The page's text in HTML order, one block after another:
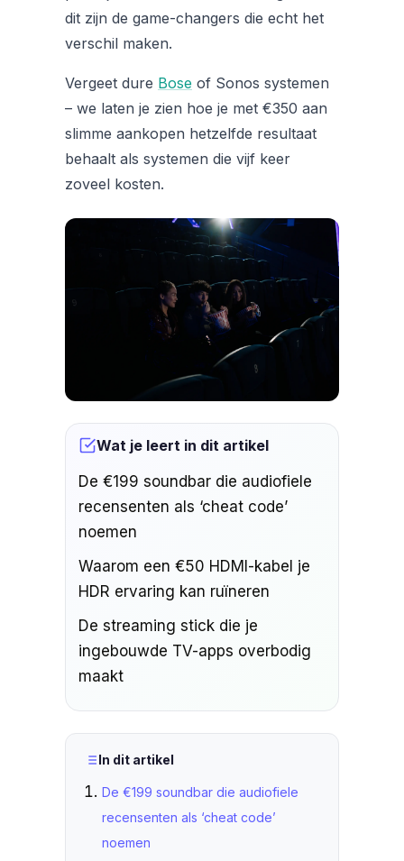
dit zijn de game-changers die echt het
verschil maken.
Vergeet dure Bose of Sonos systemen
– we laten je zien hoe je met €350 aan
slimme aankopen hetzelfde resultaat
behaalt als systemen die vijf keer
zoveel kosten.
Wat je leert in dit artikel
De €199 soundbar die audiofiele
recensenten als ‘cheat code’
noemen
Waarom een €50 HDMI-kabel je
HDR ervaring kan ruïneren
De streaming stick die je
ingebouwde TV-apps overbodig
maakt
In dit artikel
De €199 soundbar die audiofiele
recensenten als ‘cheat code’
noemen